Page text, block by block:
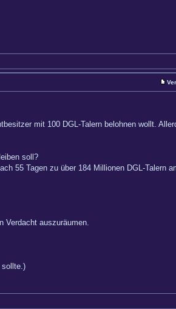
mit 100 DGL-Talern belohnen wollt.
soll?
55 Tagen zu über 184 Millionen DGL-Talern
Verdacht auszuräumen.
sollte.)